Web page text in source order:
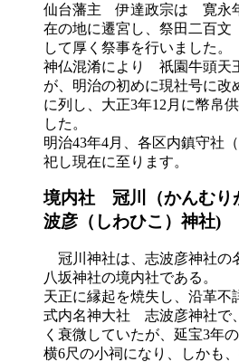
仙台藩主 伊達政宗は 寛永
在の地に遷宮し、祭田二百文
して厚く祭事を行いました。
神仏混淆により 祇園牛頭天
が、明治の初めに現社号に改
に列し、大正3年12月に幣帛
した。
明治43年4月、各区内鎮守社
祀し現在に至ります。
境内社 冠川 （かんむ
波彦 （しわひこ）神社)
冠川神社は、志波彦神社の
八坂神社の境内社である。
天正に縁起を焼失し、沿革
式内名神大社 志波彦神社で
く衰微していたが、延宝3年
横6尺の小祠になり、しかも